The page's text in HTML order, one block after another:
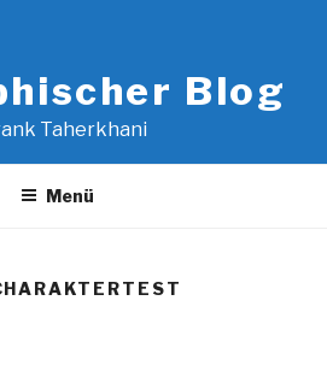
Blog
Taherkhani
Menü